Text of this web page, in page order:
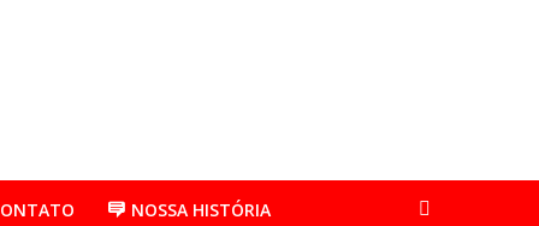
NOSSA HISTÓRIA